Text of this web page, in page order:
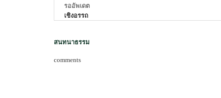
รออัพเดต
เชิงอรรถ
สนทนาธรรม
comments